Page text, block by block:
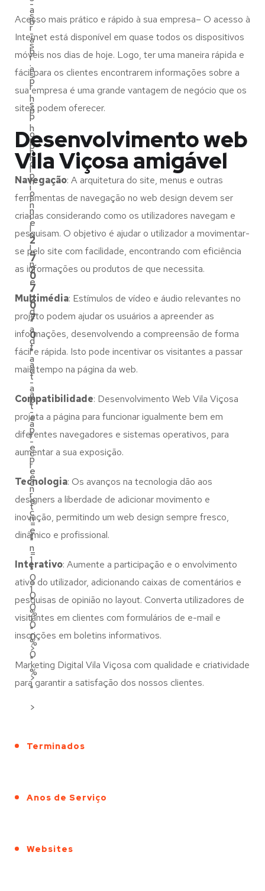
a
r
s
.
p
h
p
o
n
l
i
n
e
2
7
0
"
d
a
t
a
-
p
e
r
c
e
n
t
=
"
1
0
0
%
"
>
-
b
a
r
s
.
p
h
p
o
n
l
i
n
e
2
7
0
"
d
a
t
a
-
p
e
r
c
e
n
t
=
"
1
0
0
%
"
>
s
-
b
a
r
s
.
p
h
p
o
n
l
i
n
e
2
7
0
"
d
a
t
a
-
p
e
r
c
e
n
t
=
"
1
0
0
%
"
>
Acesso mais prático e rápido à sua empresa– O acesso à
Internet está disponível em quase todos os dispositivos
móveis nos dias de hoje. Logo, ter uma maneira rápida e
fácil para os clientes encontrarem informações sobre a
sua empresa é uma grande vantagem de negócio que os
sites podem oferecer.
Desenvolvimento web
Vila Viçosa amigável
Navegação: A arquitetura do site, menus e outras
ferramentas de navegação no web design devem ser
criadas considerando como os utilizadores navegam e
pesquisam. O objetivo é ajudar o utilizador a movimentar-
se pelo site com facilidade, encontrando com eficiência
as informações ou produtos de que necessita.
Multimédia: Estímulos de vídeo e áudio relevantes no
projeto podem ajudar os usuários a apreender as
informações, desenvolvendo a compreensão de forma
fácil e rápida. Isto pode incentivar os visitantes a passar
mais tempo na página da web.
Compatibilidade: Desenvolvimento Web Vila Viçosa
projeta a página para funcionar igualmente bem em
diferentes navegadores e sistemas operativos, para
aumentar a sua exposição.
Tecnologia: Os avanços na tecnologia dão aos
designers a liberdade de adicionar movimento e
inovação, permitindo um web design sempre fresco,
dinâmico e profissional.
Interativo: Aumente a participação e o envolvimento
ativo do utilizador, adicionando caixas de comentários e
pesquisas de opinião no layout. Converta utilizadores de
visitantes em clientes com formulários de e-mail e
inscrições em boletins informativos.
Marketing Digital Vila Viçosa com qualidade e criatividade
para garantir a satisfação dos nossos clientes.
Terminados
Anos de Serviço
Websites